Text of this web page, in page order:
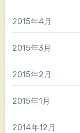
2015年4月
2015年3月
2015年2月
2015年1月
2014年12月